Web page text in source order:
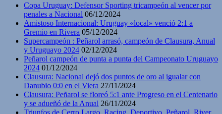
Copa Uruguay: Defensor Sporting tricampeón al vencer por
penales a Nacional 06/12/2024
Amistoso Internacional: Uruguay «local» venció 2:1 a
Gremio en Rivera 05/12/2024
Supercampeón : Peñarol arrasó, campeón de Clausura, Anual
y Uruguayo 2024 02/12/2024
Peñarol campeón de punta a punta del Campeonato Uruguayo
2024 01/12/2024
Clausura: Nacional dejó dos puntos de oro al igualar con
Danubio 0:0 en el Viera 27/11/2024
Clausura: Peñarol se floreó 5:1 ante Progreso en el Centenario
y se adueñó de la Anual 26/11/2024
Triunfos de Cerro Largo, Racing, Deportivo, Peñarol, River,